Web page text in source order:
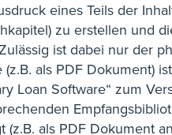
eines Teils der
zu erstellen und
ist dabei nur der
als PDF Dokument)
Loan Software“ zum
als PDF Dokument